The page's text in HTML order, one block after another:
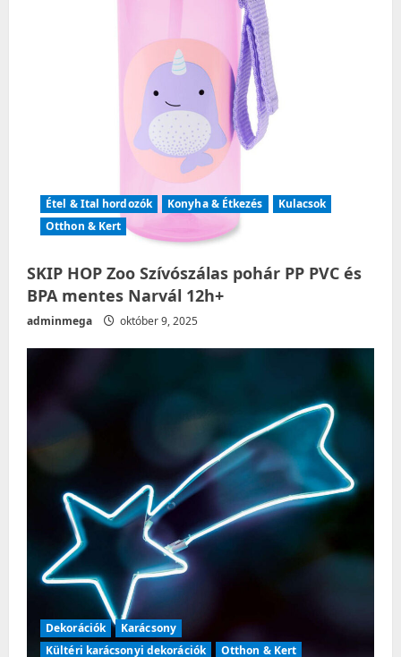
Étel & Ital hordozók Konyha & Étkezés
Kulacsok
Otthon & Kert
SKIP HOP Zoo Szívószálas pohár PP PVC és
BPA mentes Narvál 12h+
adminmega október 9, 2025
Dekorációk
Karácsony
Kültéri karácsonyi dekorációk
Otthon & Kert